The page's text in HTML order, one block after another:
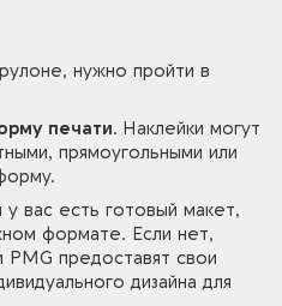
нужно пройти в
печати. Наклейки могут
прямоугольными или
у вас есть готовый макет,
формате. Если нет,
PMG предоставят свои
дизайна для